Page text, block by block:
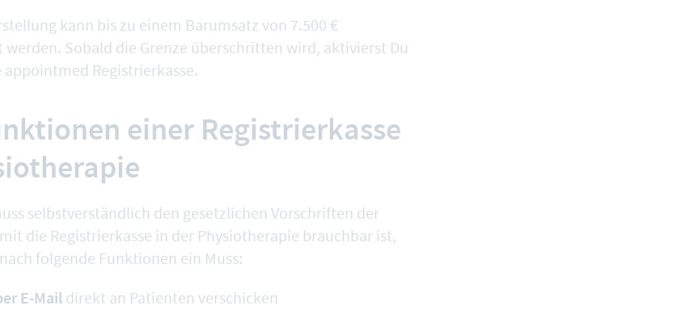
kann bis zu einem Barumsatz von 7.500 €
Sobald die Grenze überschritten wird, aktivierst Du
appointmed Registrierkasse.
einer Registrierkasse
selbstverständlich den gesetzlichen Vorschriften der
die Registrierkasse in der Physiotherapie brauchbar ist,
folgende Funktionen ein Muss:
E-Mail direkt an Patienten verschicken